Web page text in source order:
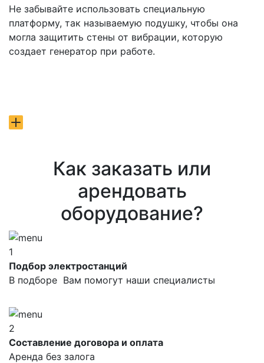
Не забывайте использовать специальную
платформу, так называемую подушку, чтобы она
могла защитить стены от вибрации, которую
создает генератор при работе.
Как заказать или
арендовать
оборудование?
1
Подбор электростанций
В подборе Вам помогут наши специалисты
2
Составление договора и оплата
Аренда без залога